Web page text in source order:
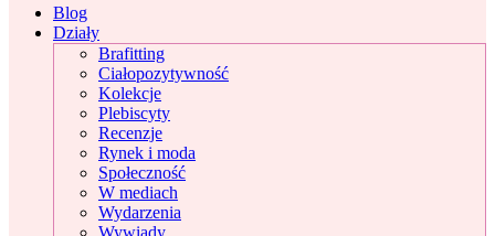
Blog
Działy
Brafitting
Ciałopozytywność
Kolekcje
Plebiscyty
Recenzje
Rynek i moda
Społeczność
W mediach
Wydarzenia
Wywiady